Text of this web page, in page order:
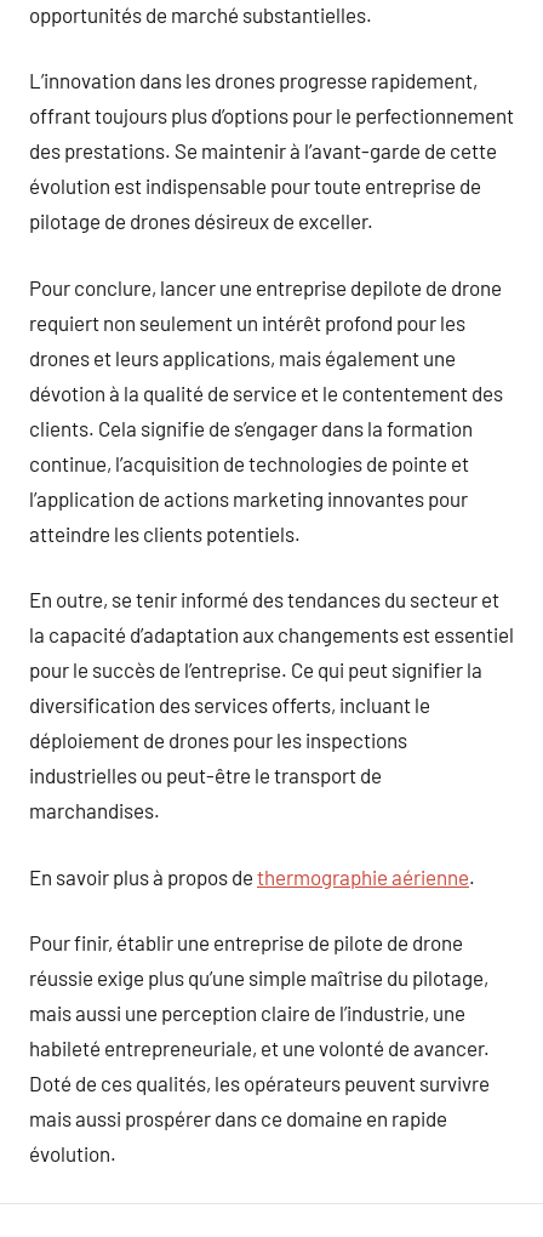
opportunités de marché substantielles.
L’innovation dans les drones progresse rapidement,
offrant toujours plus d’options pour le perfectionnement
des prestations. Se maintenir à l’avant-garde de cette
évolution est indispensable pour toute entreprise de
pilotage de drones désireux de exceller.
Pour conclure, lancer une entreprise depilote de drone
requiert non seulement un intérêt profond pour les
drones et leurs applications, mais également une
dévotion à la qualité de service et le contentement des
clients. Cela signifie de s’engager dans la formation
continue, l’acquisition de technologies de pointe et
l’application de actions marketing innovantes pour
atteindre les clients potentiels.
En outre, se tenir informé des tendances du secteur et
la capacité d’adaptation aux changements est essentiel
pour le succès de l’entreprise. Ce qui peut signifier la
diversification des services offerts, incluant le
déploiement de drones pour les inspections
industrielles ou peut-être le transport de
marchandises.
En savoir plus à propos de thermographie aérienne.
Pour finir, établir une entreprise de pilote de drone
réussie exige plus qu’une simple maîtrise du pilotage,
mais aussi une perception claire de l’industrie, une
habileté entrepreneuriale, et une volonté de avancer.
Doté de ces qualités, les opérateurs peuvent survivre
mais aussi prospérer dans ce domaine en rapide
évolution.